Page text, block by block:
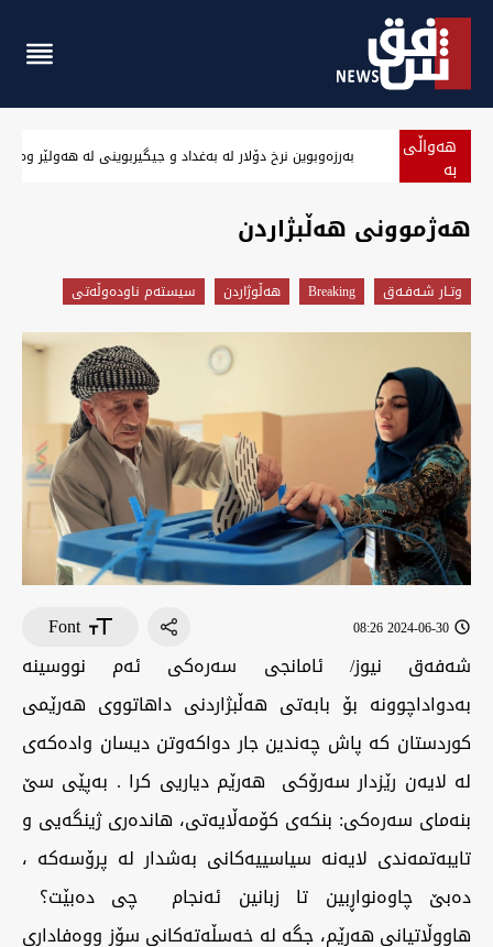
هەواڵی
بە عراق ها ناویان.. پەنج بەرە هوشداری لە هەڵسیان جەنگ
هه‌ژموونی هه‌ڵبژاردن
وتـار شـه‌فـه‌ق Breaking هەڵوژاردن سیستەم ناودەوڵەتی
2024-06-30 08:26
Font
شه‌فه‌ق نیوز/ ئامانجی سەرەکی ئەم نووسینە
بەدواداچوونە بۆ بابه‌تی هەڵبژاردنی داهاتووی هه‌رێمی
كوردستان كه‌ پاش چه‌ندین جار دواكه‌وتن دیسان واده‌كه‌ی
له‌ لایه‌ن رێزدار سه‌رۆكی هه‌رێم دیاریی كرا . بەپێی سێ
بنه‌مای سه‌ره‌كی: بنکەی کۆمەڵایەتی، هاندەری ژینگەیی و
تایبەتمەندی لایه‌نه‌ سیاسییه‌كانی به‌شدار له‌ پرۆسه‌كه‌ ،
ده‌بێ چاوه‌نواڕبین تا زبانین ئه‌نجام چی دەبێت؟
هاووڵاتیانی هه‌رێم، جگە لە خەسڵەتەکانی سۆز ووه‌فاداری